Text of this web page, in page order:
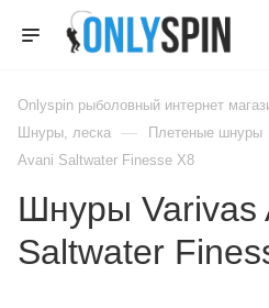
Onlyspin рыболовный интернет
Шнуры, леска — Плетеные шнуры
Avani Saltwater Finesse X8
Шнуры Varivas
Saltwater